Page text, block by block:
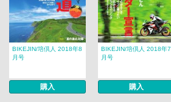
BIKEJIN/培倶人 2018年8
月号
購入
BIKEJIN/培倶人 2018年7
月号
購入